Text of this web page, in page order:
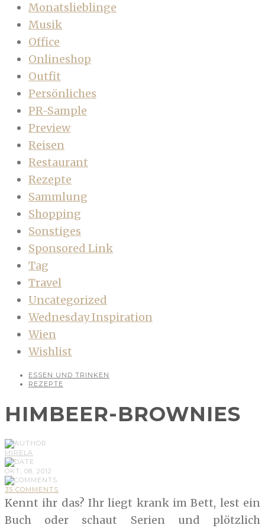
Monatslieblinge
Musik
Office
Onlineshop
Outfit
Persönliches
PR-Sample
Preview
Reisen
Restaurant
Rezepte
Sammlung
Shopping
Sonstiges
Sponsored Link
Tag
Travel
Uncategorized
Wednesday Inspiration
Wien
Wishlist
ESSEN UND TRINKEN
REZEPTE
HIMBEER-BROWNIES
MIRELA
OKT, 08, 2012
35 COMMENTS
Kennt ihr das? Ihr liegt krank im Bett, lest ein
Buch oder schaut Serien und plötzlich